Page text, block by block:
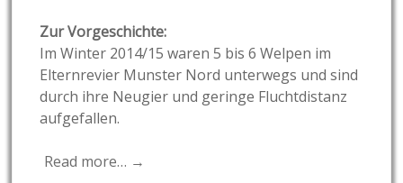
Zur Vorgeschichte:
Im Winter 2014/15 waren 5 bis 6 Welpen im
Elternrevier Munster Nord unterwegs und sind
durch ihre Neugier und geringe Fluchtdistanz
aufgefallen.
Read more… →